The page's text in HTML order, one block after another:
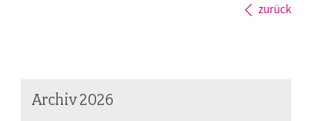
zurück
Archiv 2026